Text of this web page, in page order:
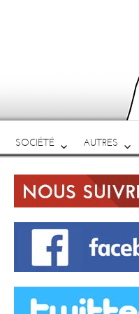
SOCIÉTÉ AUTRES